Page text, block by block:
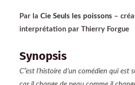
Par la Cie Seuls les poissons –
interprétation par Thierry Forgue
Synopsis
C”est l’histoire d’un comédien qui est